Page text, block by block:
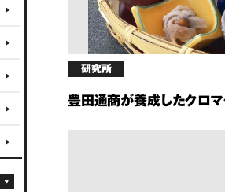
研究所
豊田通商が養成したクロマ